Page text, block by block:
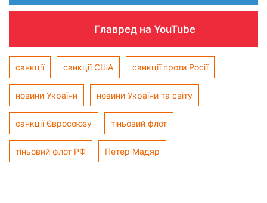
Главред на YouTube
санкції санкції США санкції проти Росії
новини України новини України та світу
санкції Євросоюзу тіньовий флот
тіньовий флот РФ Петер Мадяр